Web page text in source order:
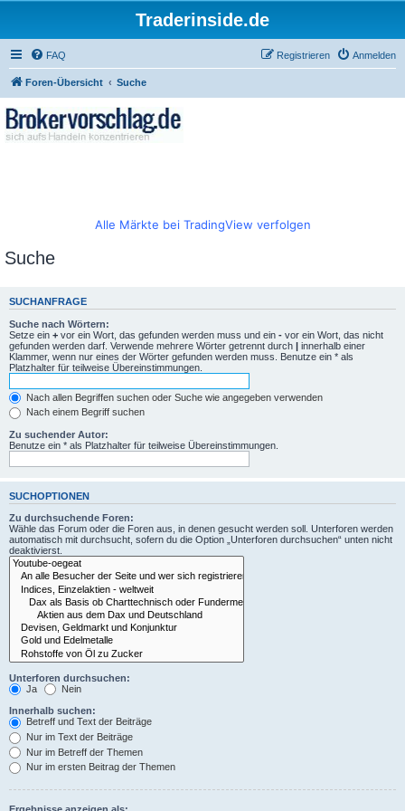
Traderinside.de
FAQ Anmelden
Registrieren
Foren-Übersicht Suche
Alle Märkte bei TradingView verfolgen
Suche
SUCHANFRAGE
Suche nach Wörtern:
Setze ein + vor ein Wort, das gefunden werden muss und ein - vor ein Wort, das nicht
gefunden werden darf. Verwende mehrere Wörter getrennt durch | innerhalb einer
Klammer, wenn nur eines der Wörter gefunden werden muss. Benutze ein * als
Platzhalter für teilweise Übereinstimmungen.
Nach allen Begriffen suchen oder Suche wie angegeben verwenden
Nach einem Begriff suchen
Zu suchender Autor:
Benutze ein * als Platzhalter für teilweise Übereinstimmungen.
SUCHOPTIONEN
Zu durchsuchende Foren:
Wähle das Forum oder die Foren aus, in denen gesucht werden soll. Unterforen werden
automatisch mit durchsucht, sofern du die Option „Unterforen durchsuchen“ unten nicht
deaktivierst.
Unterforen durchsuchen:
Ja
Nein
Innerhalb suchen:
Betreff und Text der Beiträge
Nur im Text der Beiträge
Nur im Betreff der Themen
Nur im ersten Beitrag der Themen